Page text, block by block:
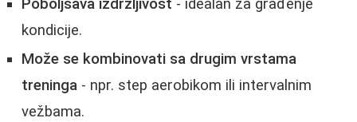
Poboljšava izdržljivost - idealan za građenje
kondicije.
Može se kombinovati sa drugim vrstama
treninga - npr. step aerobikom ili intervalnim
vežbama.